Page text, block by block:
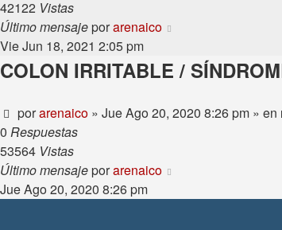
42122 Vistas
Último mensaje porarenaico
Vie Jun 18, 2021 2:05 pm
COLON IRRITABLE /
porarenaico » Jue Ago 20, 2020 8:26 pm » en
0 Respuestas
53564 Vistas
Último mensajeporarenaico
Jue Ago 20, 2020 8:26 pm